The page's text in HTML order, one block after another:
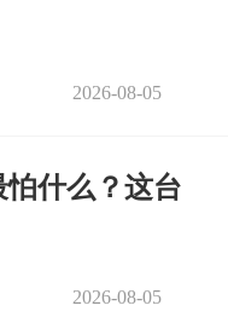
2026-08-05
什么？这台
2026-08-05